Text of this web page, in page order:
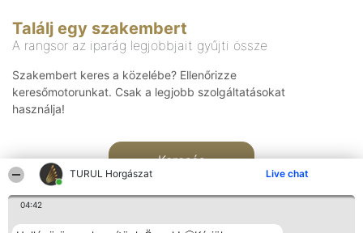
TURUL Horgászat Live chat
04:42
Találj egy szakembert
A rangsor az iparág legjobbjait gyűjti össze
Szakembert keres a közelébe? Ellenőrizze
keresőmotorunkat. Csak a legjobb szolgáltatásokat
használja!
Keresés